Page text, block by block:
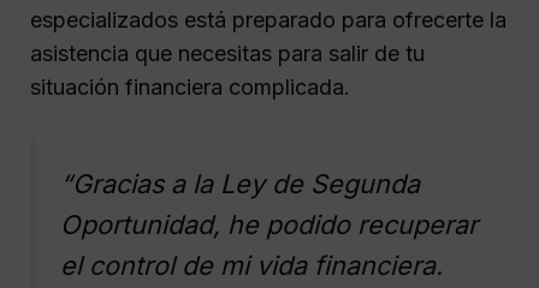
especializados está preparado para ofrecerte la
asistencia que necesitas para salir de tu
situación financiera complicada.
“Gracias a la Ley de Segunda
Oportunidad, he podido recuperar
el control de mi vida financiera.